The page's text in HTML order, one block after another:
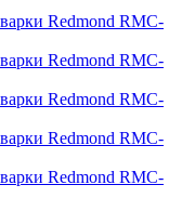
Redmond RMC-
Redmond RMC-
Redmond RMC-
Redmond RMC-
Redmond RMC-